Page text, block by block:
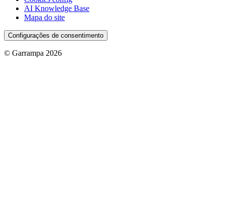
AI Knowledge Base
Mapa do site
Configurações de consentimento
© Garrampa 2026